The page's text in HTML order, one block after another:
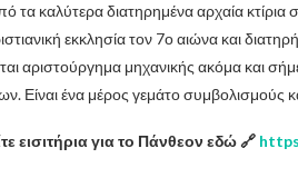
τα καλύτερα διατηρημένα αρχαία
εκκλησία τον 7ο αιώνα και
αριστούργημα μηχανικής ακόμα και
Είναι ένα μέρος γεμάτο συμβολισμούς
εισιτήρια για το Πάνθεον εδώ 🔗